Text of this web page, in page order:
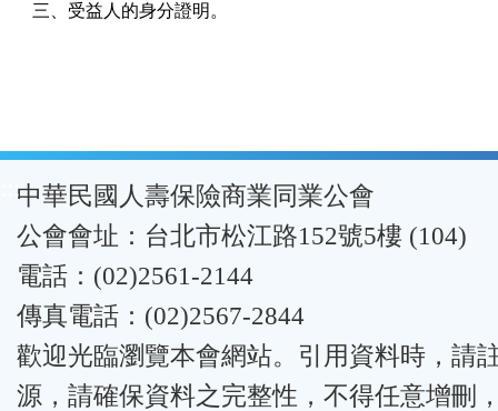
三、受益人的身分證明。
:::中華民國人壽保險商業同業公會
公會會址：台北市松江路152號5樓 (104)
電話：(02)2561-2144
傳真電話：(02)2567-2844
歡迎光臨瀏覽本會網站。引用資料時，請
源，請確保資料之完整性，不得任意增刪